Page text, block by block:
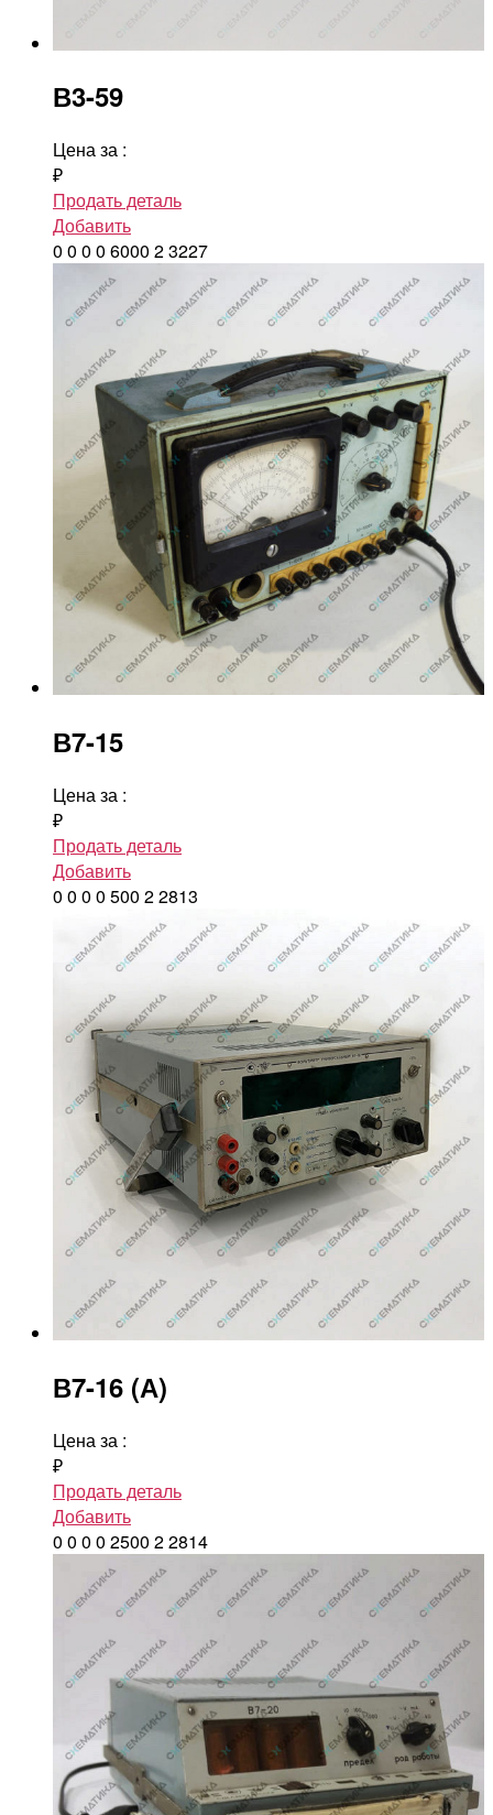
В3-59
Цена за :
₽
Продать деталь
Добавить
0 0 0 0 6000 23227
В7-15
Цена за :
₽
Продать деталь
Добавить
0 0 0 0 500 22813
В7-16 (А)
Цена за :
₽
Продать деталь
Добавить
0 0 0 0 2500 22814